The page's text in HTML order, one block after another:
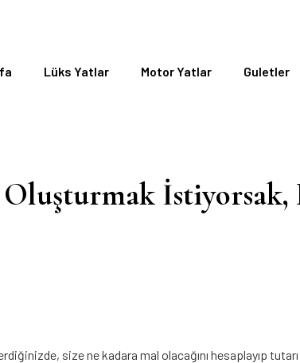
Lüks Yatlar Motor Yatlar Guletler
İstiyorsak,
size ne kadara mal olacağını hesaplayıp